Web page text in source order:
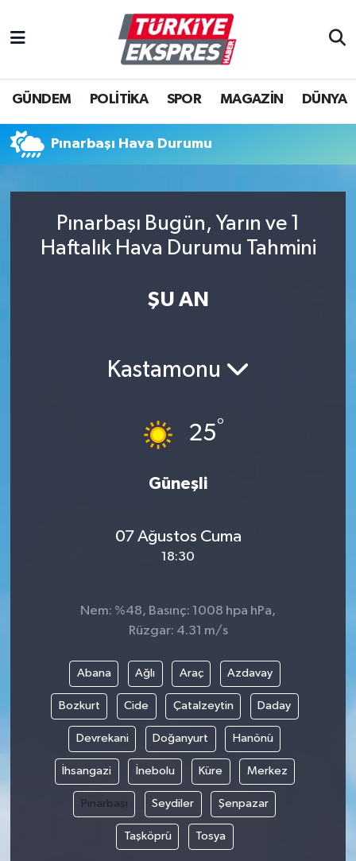
GÜNDEM POLİTİKA SPOR MAGAZİN DÜNYA
Pınarbaşı Hava Durumu
Pınarbaşı Bugün, Yarın ve 1
Haftalık Hava Durumu Tahmini
ŞU AN
Kastamonu
25°
Güneşli
07 Ağustos Cuma
18:30
Nem: %48, Basınç: 1008 hpa hPa,
Rüzgar: 4.31 m/s
Abana Ağlı Araç Azdavay
Bozkurt Cide Çatalzeytin Daday
Devrekani Doğanyurt Hanönü
İhsangazi İnebolu Küre Merkez
Pınarbaşı Seydiler Şenpazar
Taşköprü Tosya
İstanbul Nöbetçi Eczaneler
İstanbul Hava Durumu
İstanbul Namaz Vakitleri
Süper Lig Puan Durumu ve Fikstür
Son Dakika Haberleri